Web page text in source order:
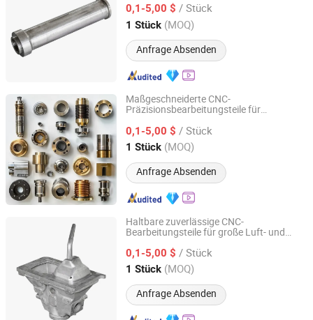
0,1-5,00 $ / Stück
1 Stück (MOQ)
Anfrage Absenden
Shandong, China Seit 2026
Maßgeschneiderte CNC-
Präzisionsbearbeitungsteile für
zu verkaufen
0,1-5,00 $ / Stück
1 Stück (MOQ)
Anfrage Absenden
Qingdao Kaijiadi Machinery Technology Co., Ltd.
Shandong, China Seit 2026
Haltbare zuverlässige CNC-
Bearbeitungsteile für große Luft- und
verkaufen
0,1-5,00 $ / Stück
1 Stück (MOQ)
Anfrage Absenden
Qingdao Kaijiadi Machinery Technology Co., Ltd.
Shandong, China Seit 2026